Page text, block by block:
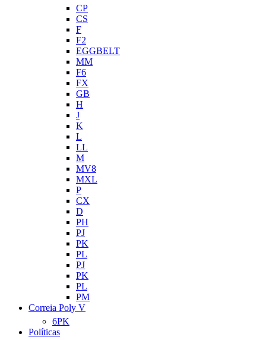
CP
CS
F
F2
EGGBELT
MM
F6
FX
GB
H
J
K
L
LL
M
MV8
MXL
P
CX
D
PH
PJ
PK
PL
PJ
PK
PL
PM
Correia Poly V
6PK
Políticas